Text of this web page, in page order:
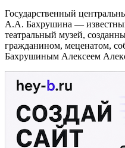
Государственный
А.А. Бахрушина —
театральный музей,
гражданином, меценатом,
Бахрушиным Алексеем